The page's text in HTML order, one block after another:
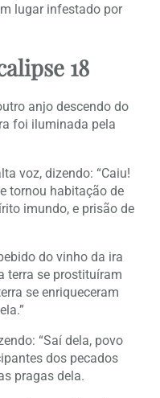
lugar infestado por
18
anjo descendo do
foi iluminada pela
voz, dizendo: “Caiu!
tornou habitação de
imundo, e prisão de
do vinho da ira
terra se prostituíram
se enriqueceram
“Saí dela, povo
dos pecados
pragas dela.